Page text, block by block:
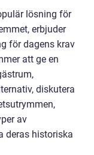
lösning för
erbjuder
för dagens krav
att ge en
diskutera
av
deras historiska